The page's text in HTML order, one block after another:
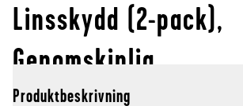
Linsskydd (2-pack),
Genomskinlig
Produktbeskrivning